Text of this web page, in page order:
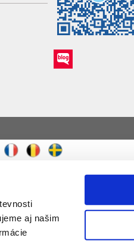
aj našim